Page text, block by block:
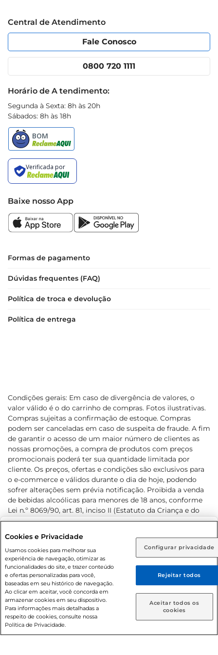
Rio de Janeiro (RJ) Goiás (GO)
Ou
Caso queira comprar online, informe como deseja receber
suas compras:
Entrega em casa Retire em Loja
pode trazer para suas refeições.
Política de Privacidade
Portal do fornecedor
Cencosud Media
Código de Ética
App Prezunic
Central de Atendimento
Fale Conosco
0800 720 1111
Horário de A tendimento:
Segunda à Sexta: 8h às 20h
Sábados: 8h às 18h
Baixe nosso App
Formas de pagamento
Dúvidas frequentes (FAQ)
Política de troca e devolução
Política de entrega
Condições gerais: Em caso de divergência de valores, o
valor válido é o do carrinho de compras. Fotos ilustrativas.
Compras sujeitas a confirmação de estoque. Compras
podem ser canceladas em caso de suspeita de fraude. A fim
de garantir o acesso de um maior número de clientes as
nossas promoções, a compra de produtos com preços
promocionais poderá ter sua quantidade limitada por
cliente. Os preços, ofertas e condições são exclusivos para
o e-commerce e válidos durante o dia de hoje, podendo
sofrer alterações sem prévia notificação. Proibida a venda
de bebidas alcoólicas para menores de 18 anos, conforme
Lei n.º 8069/90, art. 81, inciso II (Estatuto da Criança e do
Adolescente). Preços e condições exclusivos para o
prévio. O valor mínimo para as compras on-line é de R$
80,00.
© 2026 Copyright. Todos os direitos
reservados Prezunic.
Cookies e Privacidade
Usamos cookies para melhorar sua
experiência de navegação, otimizar as
funcionalidades do site, e trazer conteúdo
e ofertas personalizadas para você,
baseadas em seu histórico de navegação.
Ao clicar em aceitar, você concorda em
armazenar cookies em seu dispositivo.
Para informações mais detalhadas a
respeito de cookies, consulte nossa
Política de Privacidade.
Configurar privacidade
Rejeitar todos
Aceitar todos os
cookies